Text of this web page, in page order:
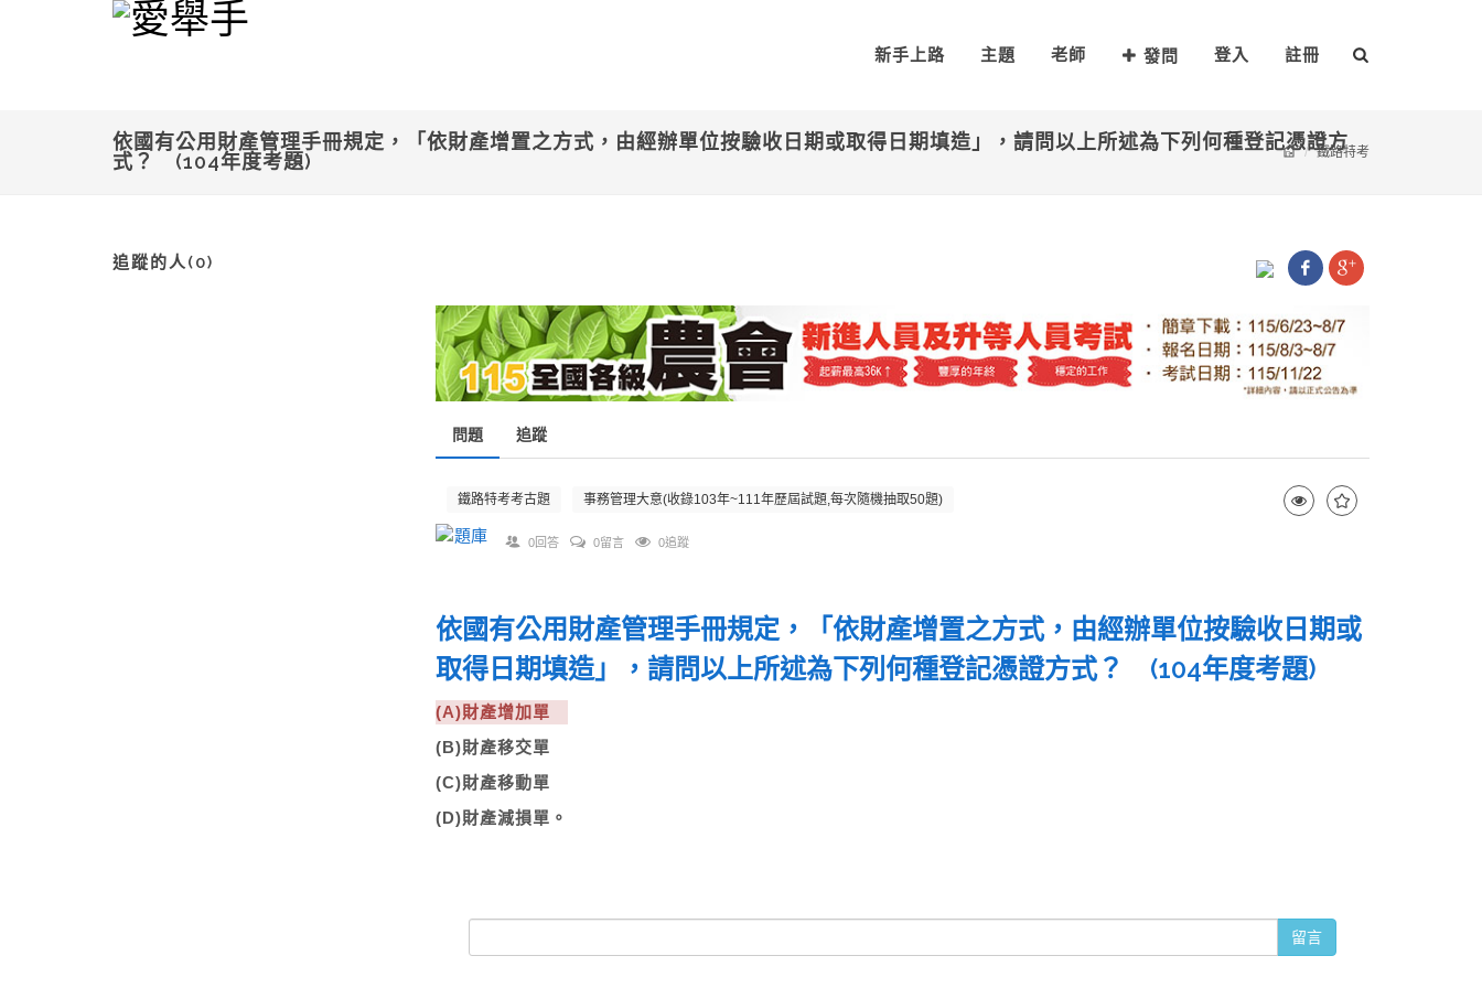
新手上路 主題 老師 發問 登入 註冊
依國有公用財產管理手冊規定，「依財產增置之方式，由經辦單位按驗收日期或取得日期填造」，請問以上所述為下列何種登記憑證方
式？ (104年度考題)
鐵路特考
追蹤的人(0)
問題 追蹤
鐵路特考考古題 事務管理大意(收錄103年~111年歷屆試題,每次隨機抽取50題)
0回答 0留言 0追蹤
依國有公用財產管理手冊規定，「依財產增置之方式，由經辦單位按驗收日期或
取得日期填造」，請問以上所述為下列何種登記憑證方式？ (104年度考題)
(A)財產增加單
(B)財產移交單
(C)財產移動單
(D)財產減損單。
留言